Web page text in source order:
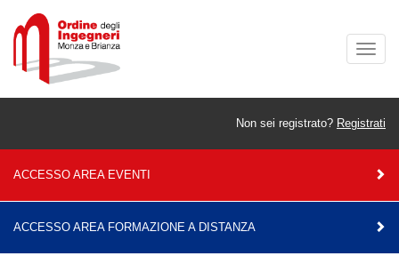
Non sei registrato? Registrati
ACCESSO AREA EVENTI
ACCESSO AREA FORMAZIONE A DISTANZA